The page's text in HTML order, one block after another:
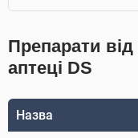
Препарати від
аптеці DS
Назва